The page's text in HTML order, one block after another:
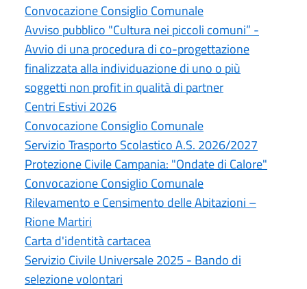
Convocazione Consiglio Comunale
Avviso pubblico "Cultura nei piccoli comuni” -
Avvio di una procedura di co-progettazione
finalizzata alla individuazione di uno o più
soggetti non profit in qualità di partner
Centri Estivi 2026
Convocazione Consiglio Comunale
Servizio Trasporto Scolastico A.S. 2026/2027
Protezione Civile Campania: "Ondate di Calore"
Convocazione Consiglio Comunale
Rilevamento e Censimento delle Abitazioni –
Rione Martiri
Carta d'identità cartacea
Servizio Civile Universale 2025 - Bando di
selezione volontari